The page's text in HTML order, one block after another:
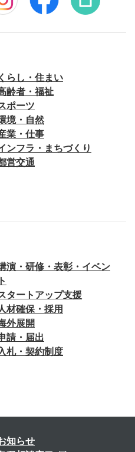
くらし・住まい
齢者・福祉
ポーツ
境・自然
業・仕事
ンフラ・まちづくり
営交通
演・研修・表彰・イベン
ト
タートアップ支援
材確保・採用
外展開
請・届出
札・契約制度
知らせ